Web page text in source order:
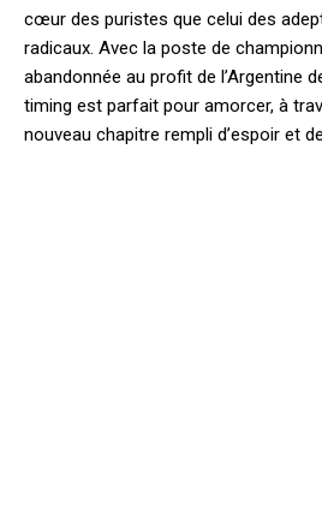
cœur des puristes que celui des
radicaux. Avec la poste de
abandonnée au profit de l’Argentine
timing est parfait pour amorcer, à
nouveau chapitre rempli d’espoir et